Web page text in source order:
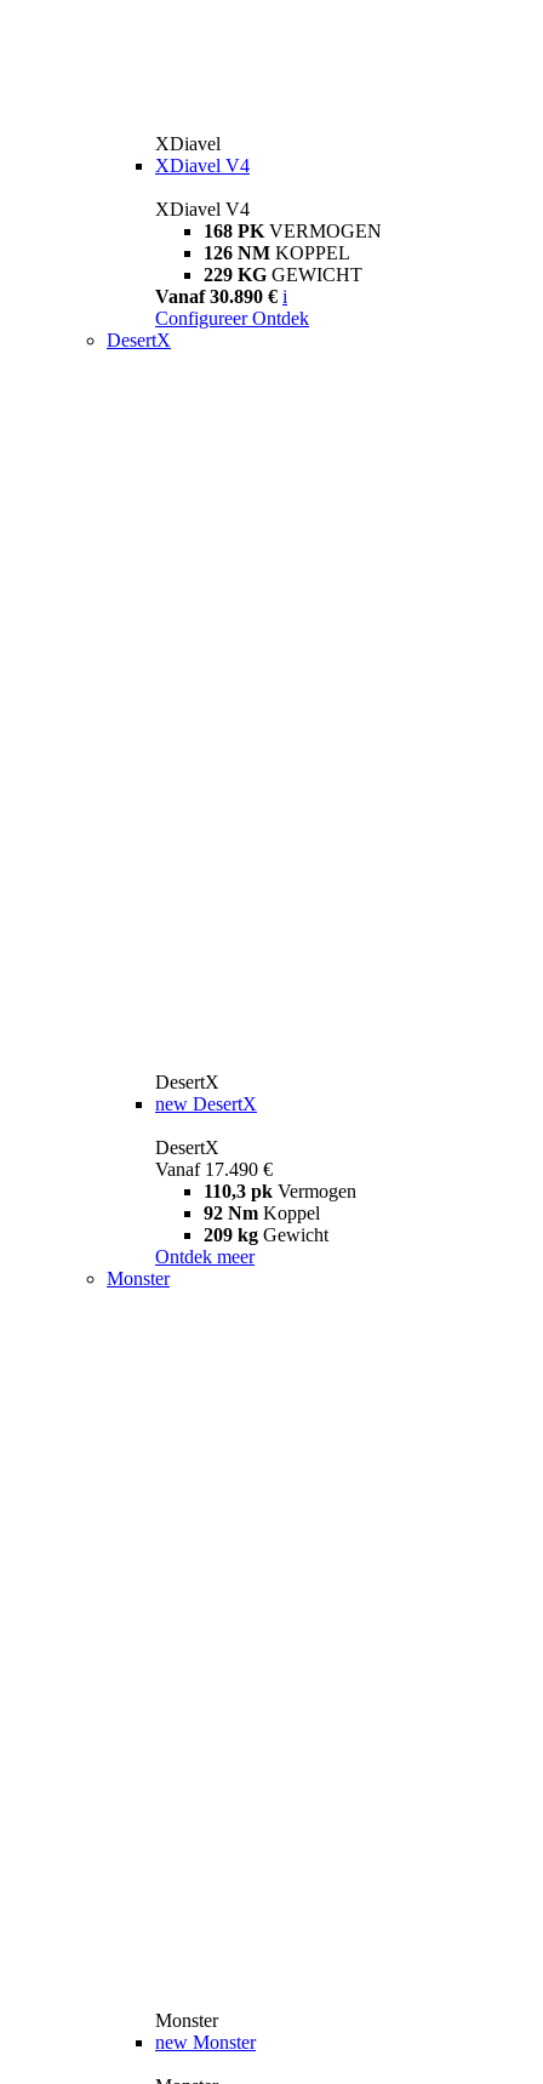
XDiavel
XDiavel V4
XDiavel V4
168 PK VERMOGEN
126 NM KOPPEL
229 KG GEWICHT
Vanaf 30.890 € i
Configureer Ontdek
DesertX
DesertX
new DesertX
DesertX
Vanaf 17.490 €
110,3 pk Vermogen
92 Nm Koppel
209 kg Gewicht
Ontdek meer
Monster
Monster
new Monster